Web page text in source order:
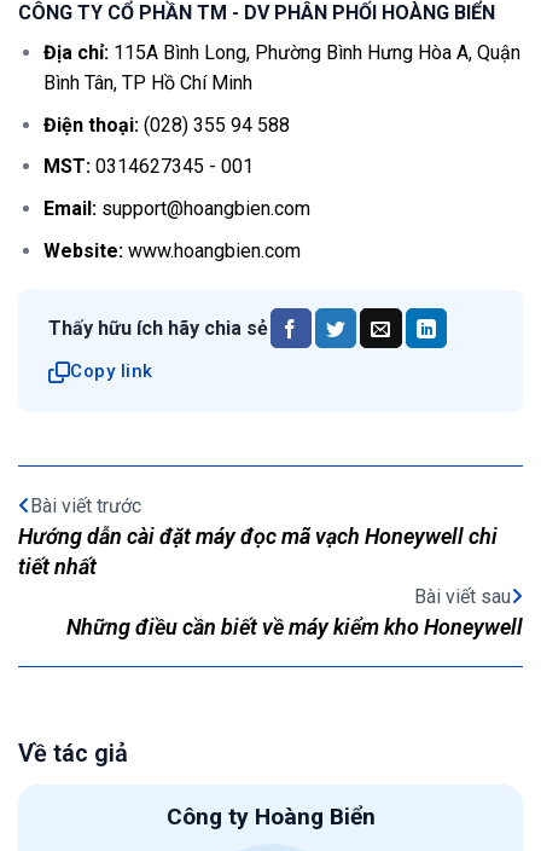
CÔNG TY CỔ PHẦN TM - DV PHÂN PHỐI HOÀNG BIỂN
Địa chỉ:115A Bình Long, Phường Bình Hưng Hòa A, Quận
Bình Tân, TP Hồ Chí Minh
Điện thoại:(028) 355 94 588
MST:0314627345 - 001
Email:support@hoangbien.com
Website: www.hoangbien.com
Thấy hữu ích hãy chia sẻ
Copy link
Bài viết trước
Hướng dẫn cài đặt máy đọc mã vạch Honeywell chi
tiết nhất
Bài viết sau
Những điều cần biết về máy kiểm kho Honeywell
Về tác giả
Công ty Hoàng Biển